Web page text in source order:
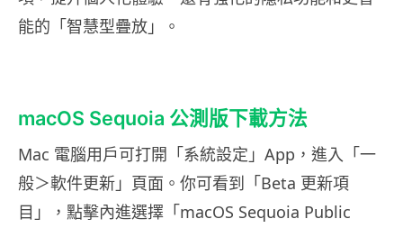
能的「智慧型疊放」。
macOS Sequoia 公測版下載方法
Mac 電腦用戶可打開「系統設定」App，進入「一
般＞軟件更新」頁面。你可看到「Beta 更新項
目」，點擊內進選擇「macOS Sequoia Public